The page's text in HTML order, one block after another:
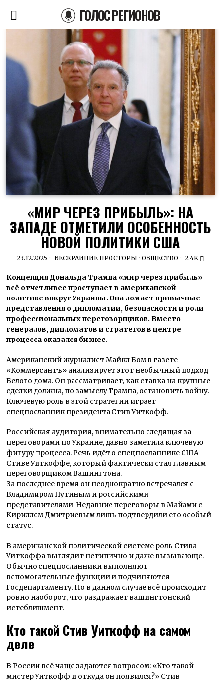
ГОЛОС РЕГИОНОВ
«МИР ЧЕРЕЗ ПРИБЫЛЬ»: НА
ЗАПАДЕ ОТМЕТИЛИ ОСОБЕННОСТЬ
НОВОЙ ПОЛИТИКИ США
23.12.2025 БЕСКРАЙНИЕ ПРОСТОРЫ · ОБЩЕСТВО 2.4K
Концепция Дональда Трампа «мир через прибыль»
всё отчетливее проступает в американской
политике вокруг Украины. Она ломает привычные
представления о дипломатии, безопасности и роли
профессиональных переговорщиков.Вместо
генералов, дипломатов и стратегов в центре
процесса оказался бизнес.
Американский журналист Майкл Бом в газете
«Коммерсантъ» анализирует этот необычный подход
Белого дома. Он рассматривает, как ставка на крупные
сделки должна, по замыслу Трампа, остановить войну.
Ключевую роль в этой стратегии играет
спецпосланник президента Стив Уиткофф.
Российская аудитория, внимательно следящая за
переговорами по Украине, давно заметила ключевую
фигуру процесса. Речь идёт о спецпосланнике США
Стиве Уиткоффе, который фактически стал главным
переговорщиком Вашингтона.
За последнее время он неоднократно встречался с
Владимиром Путиным и российскими
представителями. Недавние переговоры в Майами с
Кириллом Дмитриевым лишь подтвердили его особый
статус.
В американской политической системе роль Стива
Уиткоффа выглядит нетипично и даже вызывающе.
Обычно спецпосланники выполняют
вспомогательные функции и подчиняются
Госдепартаменту. Но в данном случае всё происходит
ровно наоборот, что раздражает вашингтонский
истеблишмент.
Кто такой Стив Уиткофф на самом
деле
В России всё чаще задаются вопросом: «Кто такой
мистер Уиткофф и откуда он появился?» Стив